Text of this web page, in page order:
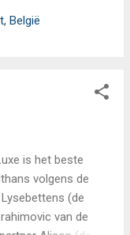
it. En het is exact
in Canada.
Margaret en
Margaret en
maar geen baby-
op het
die Canadezen
België
is het beste
volgens de
(de
van de